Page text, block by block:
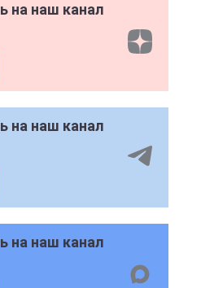
на наш канал
на наш канал
на наш канал